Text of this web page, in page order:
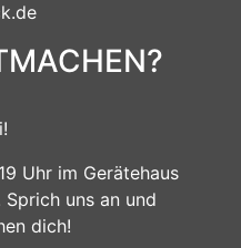
Uhr im Gerätehaus
uns an und
dich!